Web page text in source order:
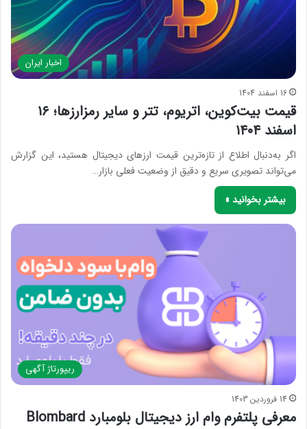
اخبار ایران
16 اسفند 1404
قیمت بیت‌کوین، اتریوم، تتر و سایر رمزارزها؛ ۱۶
اسفند ۱۴۰۴
اگر به‌دنبال اطلاع از تازه‌ترین قیمت ارزهای دیجیتال هستید، این گزارش
می‌تواند تصویری سریع و دقیق از وضعیت فعلی بازار…
بیشتر بخوانید »
ریپورتاژ آگهی
14 فروردین 1403
معرفی پلتفرم وام ارز دیجیتال بلومبارد Blombard